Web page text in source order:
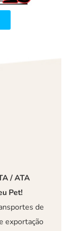
/ ATA
Pet!
de
exportação